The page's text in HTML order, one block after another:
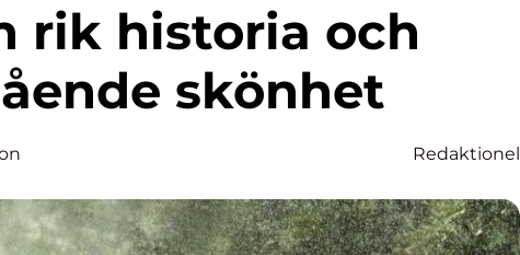
rik historia och
skönhet
Redaktionel